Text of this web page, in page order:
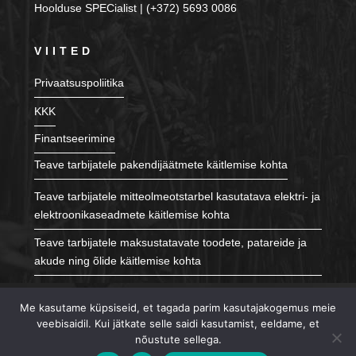
Hoolduse SPECialist | (+372) 5693 0086
VIITED
Privaatsuspoliitika
KKK
Finantseerimine
Teave tarbijatele pakendijäätmete käitlemise kohta
Teave tarbijatele mitteolmeotstarbel kasutatava elektri- ja
elektroonikaseadmete käitlemise kohta
Teave tarbijatele maksustatavate toodete, patareide ja
akude ning õlide käitlemise kohta
JÄLGI MEID
Me kasutame küpsiseid, et tagada parim kasutajakogemus meie
veebisaidil. Kui jätkate selle saidi kasutamist, eeldame, et
nõustute sellega.